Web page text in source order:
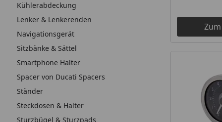
Kühlerabdeckung
Lenker & Lenkerenden
Navigationsgerät
Sitzbänke & Sättel
Smartphone Halter
Spacer von Ducati Spacers
Ständer
Steckdosen & Halter
Sturzbügel & Sturzpads